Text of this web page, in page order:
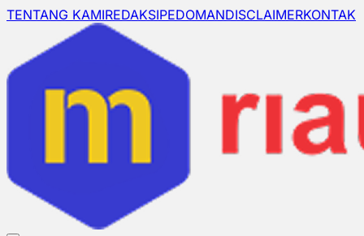
TENTANG KAMIREDAKSIPEDOMANDISCLAIMERKONTAK